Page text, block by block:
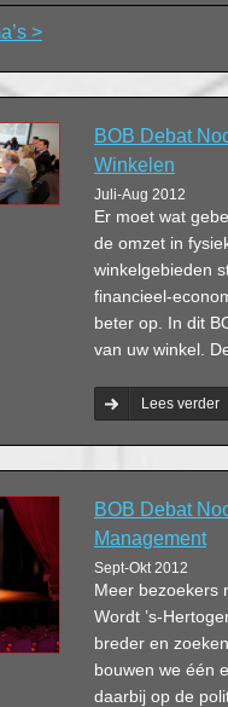
>
BOB Debat
Winkelen
Juli-Aug 2012
Er moet wat
de omzet in
winkelgebieden
financieel-
beter op. In dit
van uw winkel.
Lees verder
BOB Debat
Management
Sept-Okt 2012
Meer bezoekers
Wordt ’s-
breder en
bouwen we één
daarbij op de